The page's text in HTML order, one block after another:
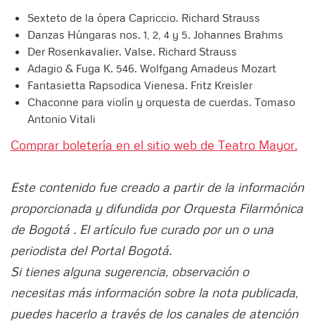
Sexteto de la ópera Capriccio. Richard Strauss
Danzas Húngaras nos. 1, 2, 4 y 5. Johannes Brahms
Der Rosenkavalier. Valse. Richard Strauss
Adagio & Fuga K. 546. Wolfgang Amadeus Mozart
Fantasietta Rapsodica Vienesa. Fritz Kreisler
Chaconne para violín y orquesta de cuerdas. Tomaso
Antonio Vitali
Comprar boletería en el sitio web de Teatro Mayor.
Este contenido fue creado a partir de la información
proporcionada y difundida por Orquesta Filarmónica
de Bogotá . El artículo fue curado por un o una
periodista del Portal Bogotá.
Si tienes alguna sugerencia, observación o
necesitas más información sobre la nota publicada,
puedes hacerlo a través de los canales de atención